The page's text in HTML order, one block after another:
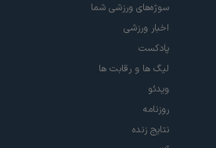
سوژه‌های ورزشی شما
اخبار ورزشی
پادکست
لیگ ها و رقابت ها
ویدئو
روزنامه
نتایج زنده